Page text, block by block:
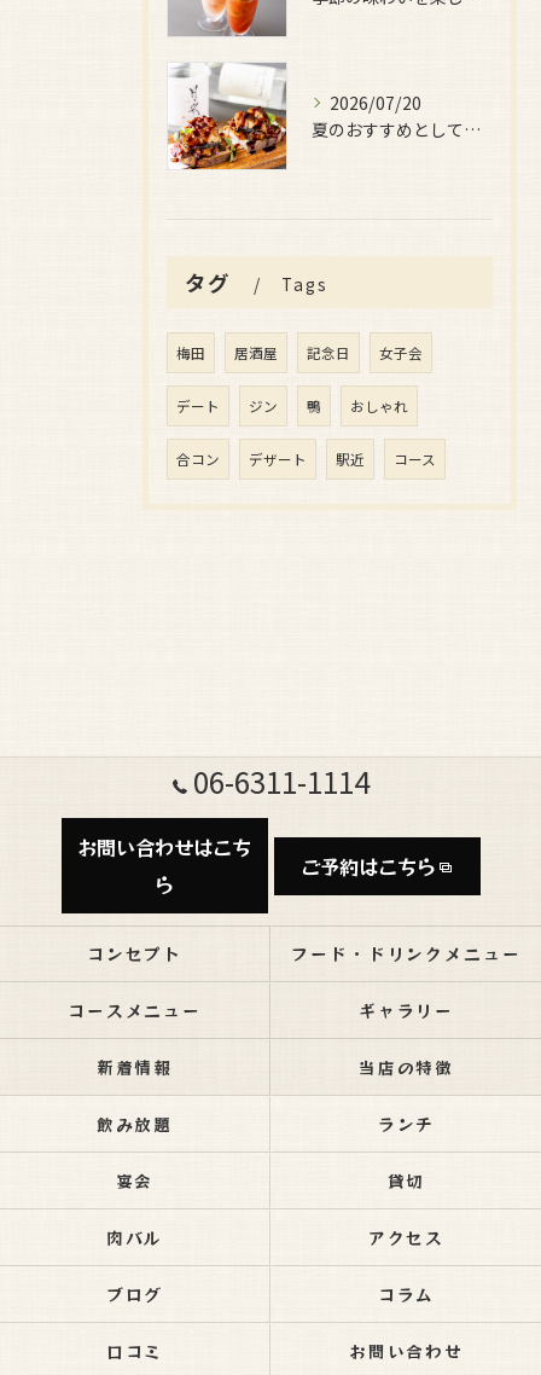
2026/07/20
夏のおすすめとしてぜひ味わっていただきたいのが、
タグ Tags
梅田 居酒屋 記念日 女子会
デート ジン 鴨 おしゃれ
合コン デザート 駅近 コース
06-6311-1114
お問い合わせはこち
ら
ご予約はこちら
コンセプト フード・ドリンクメニュー
コースメニュー ギャラリー
新着情報 当店の特徴
飲み放題 ランチ
宴会 貸切
肉バル アクセス
ブログ コラム
口コミ お問い合わせ